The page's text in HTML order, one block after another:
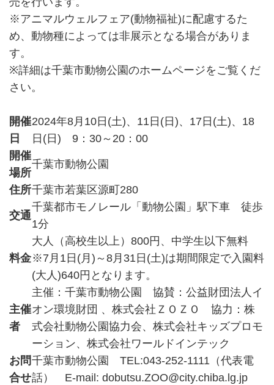
※アニマルウェルフェア(動物福祉)に配慮するた
め、動物種によっては非展示となる場合がありま
す。
※詳細は千葉市動物公園のホームページをご覧くだ
さい。
開催
日
2024年8月10日(土)、11日(日)、17日(土)、18
日(日) 9：30～20：00
開催
場所
千葉市動物公園
住所千葉市若葉区源町280
交通
千葉都市モノレール「動物公園」駅下車 徒歩
1分
料金
大人（高校生以上）800円、中学生以下無料
※7月1日(月)～8月31日(土)は期間限定で入園料
(大人)640円となります。
主催
者
主催：千葉市動物公園 協賛：公益財団法人イ
オン環境財団 、株式会社ＺＯＺＯ 協力：株
式会社動物公園協力会、株式会社キッズプロモ
ーション、株式会社ワールドインテック
お問
合せ
千葉市動物公園 TEL:043-252-1111（代表電
話） E-mail: dobutsu.ZOO@city.chiba.lg.jp